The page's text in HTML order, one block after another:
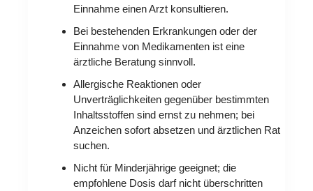
Einnahme einen Arzt konsultieren.
Bei bestehenden Erkrankungen oder der
Einnahme von Medikamenten ist eine
ärztliche Beratung sinnvoll.
Allergische Reaktionen oder
Unverträglichkeiten gegenüber bestimmten
Inhaltsstoffen sind ernst zu nehmen; bei
Anzeichen sofort absetzen und ärztlichen Rat
suchen.
Nicht für Minderjährige geeignet; die
empfohlene Dosis darf nicht überschritten